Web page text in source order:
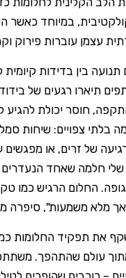
במיוחד כאשר
עצמן עוברות פירוק
בין בדידות קיומית
תיארו רגעים של
חוסר יכולת להגיע
בלתי צפויים: שיחות
של זרים, או מפגשים
חלמה שאחד
החלום הרגיש כמו
מלא משמעות", סיפרה
את תפקיד החלומות
עולם שהתהפך.